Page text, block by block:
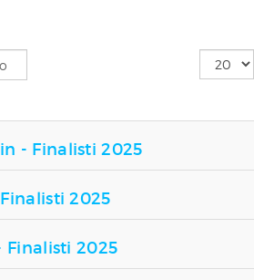
n.
- Finalisti 2025
2025
Finalisti 2025